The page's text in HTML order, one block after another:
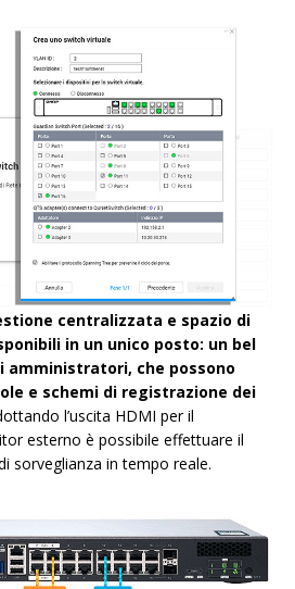
centralizzata e spazio di
in un unico posto: un bel
amministratori, che possono
e schemi di registrazione dei
l’uscita HDMI per il
esterno è possibile effettuare il
sorveglianza in tempo reale.